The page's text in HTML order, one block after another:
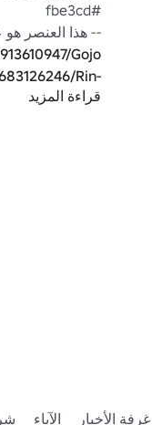
-- هذا العنصر
Gojo
Rin-
flow
قراءة المزيد
غرفة الأخبار الآباء